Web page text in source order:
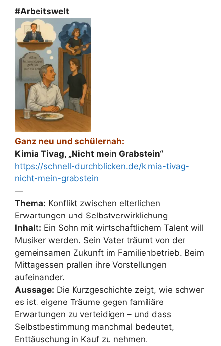
#Arbeitswelt
Ganz neu und schülernah:
Kimia Tivag, „Nicht mein Grabstein“
https://schnell-durchblicken.de/kimia-tivag-
nicht-mein-grabstein
—
Thema: Konflikt zwischen elterlichen
Erwartungen und Selbstverwirklichung
Inhalt: Ein Sohn mit wirtschaftlichem Talent will
Musiker werden. Sein Vater träumt von der
gemeinsamen Zukunft im Familienbetrieb. Beim
Mittagessen prallen ihre Vorstellungen
aufeinander.
Aussage: Die Kurzgeschichte zeigt, wie schwer
es ist, eigene Träume gegen familiäre
Erwartungen zu verteidigen – und dass
Selbstbestimmung manchmal bedeutet,
Enttäuschung in Kauf zu nehmen.